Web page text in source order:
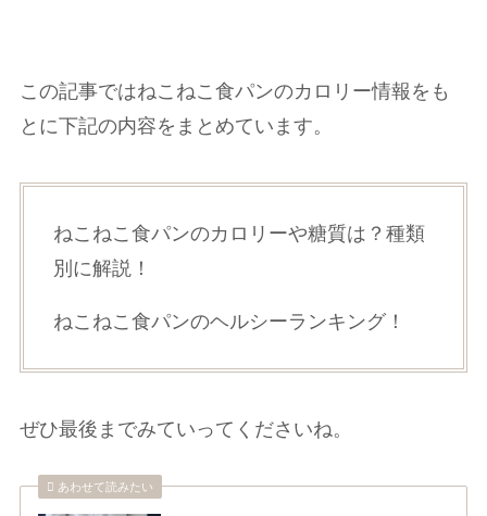
この記事ではねこねこ食パンのカロリー情報をも
とに下記の内容をまとめています。
ねこねこ食パンのカロリーや糖質は？種類
別に解説！
ねこねこ食パンのヘルシーランキング！
ぜひ最後までみていってくださいね。
あわせて読みたい